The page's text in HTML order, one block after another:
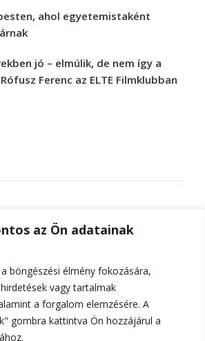
az Ön adatainak
böngészési élmény fokozására,
vagy tartalmak
a forgalom elemzésére. A
gombra kattintva Ön hozzájárul a
ahol egyetemistaként
jó – elmúlik, de nem így a
Ferenc az ELTE Filmklubban